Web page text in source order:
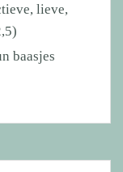
lieve,
baasjes